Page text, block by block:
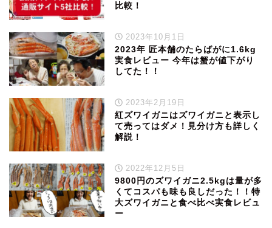
比較！
2023年10月1日
2023年 匠本舗のたらばがに1.6kg
実食レビュー 今年は蟹が値下がり
してた！！
2023年2月19日
紅ズワイガニはズワイガニと表示し
て売ってはダメ！見分け方も詳しく
解説！
2022年12月5日
9800円のズワイガニ2.5kgは量が多
くてコスパも味も良しだった！！特
大ズワイガニと食べ比べ実食レビュ
ー